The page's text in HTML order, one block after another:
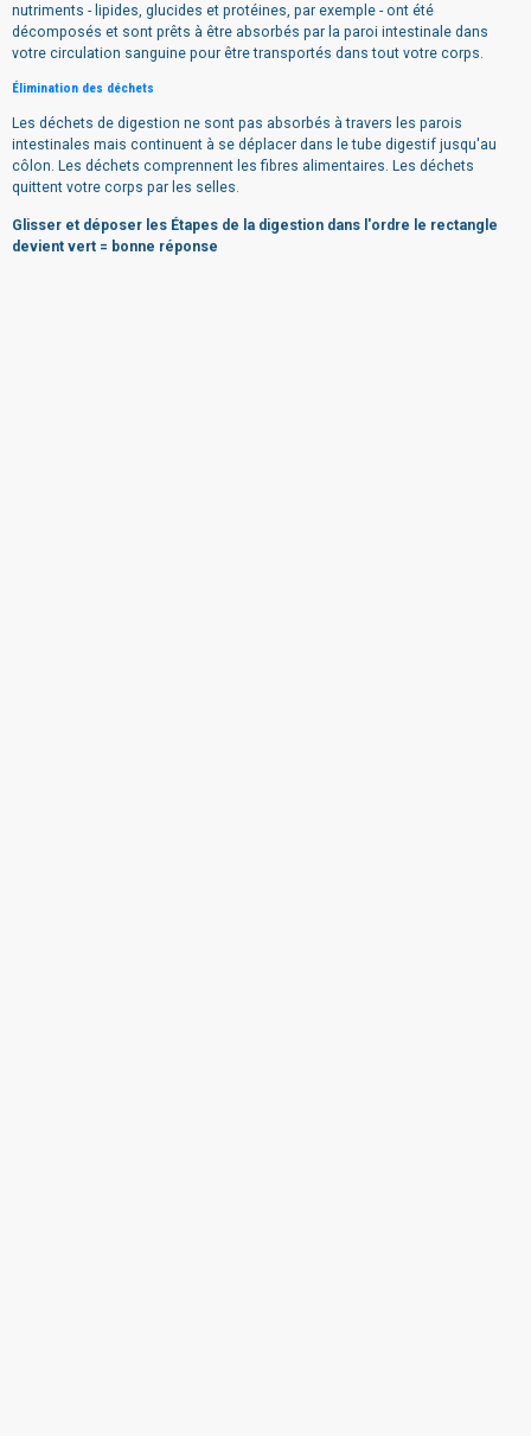
nutriments - lipides, glucides et protéines, par exemple - ont été
décomposés et sont prêts à être absorbés par la paroi intestinale dans
votre circulation sanguine pour être transportés dans tout votre corps.
Élimination des déchets
Les déchets de digestion ne sont pas absorbés à travers les parois
intestinales mais continuent à se déplacer dans le tube digestif jusqu'au
côlon. Les déchets comprennent les fibres alimentaires. Les déchets
quittent votre corps par les selles.
Glisser et déposer les Étapes de la digestion dans l'ordre le rectangle
devient vert = bonne réponse